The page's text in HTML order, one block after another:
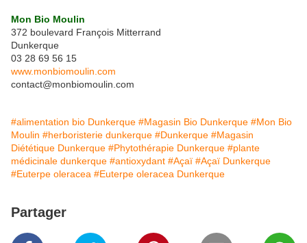
Mon Bio Moulin
372 boulevard François Mitterrand
Dunkerque
03 28 69 56 15
www.monbiomoulin.com
contact@monbiomoulin.com
#alimentation bio Dunkerque #Magasin Bio Dunkerque #Mon Bio
Moulin #herboristerie dunkerque #Dunkerque #Magasin
Diététique Dunkerque #Phytothérapie Dunkerque #plante
médicinale dunkerque #antioxydant #Açaï #Açaï Dunkerque
#Euterpe oleracea #Euterpe oleracea Dunkerque
Partager